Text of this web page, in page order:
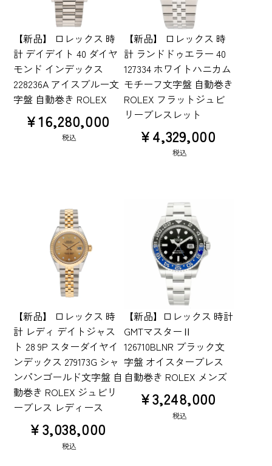
【新品】 ロレックス 時
計 デイデイト 40 ダイヤ
モンド インデックス
228236A アイスブルー文
字盤 自動巻き ROLEX
¥16,280,000
税込
【新品】 ロレックス 時
計 ランドドゥエラー 40
127334 ホワイトハニカム
モチーフ文字盤 自動巻き
ROLEX フラットジュビ
リーブレスレット
¥4,329,000
税込
【新品】 ロレックス 時
計 レディ デイトジャス
ト 28 9P スターダイヤイ
ンデックス 279173G シャ
ンパンゴールド文字盤 自
動巻き ROLEX ジュビリ
ーブレス レディース
¥3,038,000
税込
【新品】ロレックス 時計
GMTマスターⅡ
126710BLNR ブラック文
字盤 オイスターブレス
自動巻き ROLEX メンズ
¥3,248,000
税込